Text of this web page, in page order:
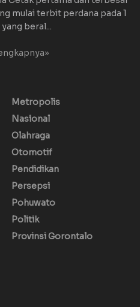
mulai terbit perdana pada 1
beral...
Metropolis
Nasional
Olahraga
Otomotif
Pendidikan
Persepsi
Pohuwato
Politik
Provinsi Gorontalo